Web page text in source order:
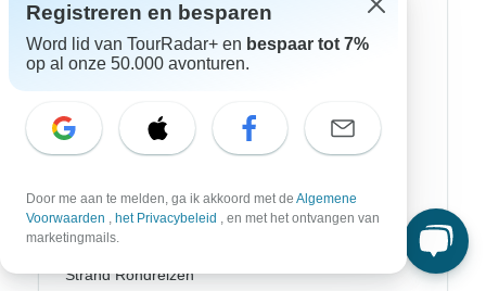
Riviercruises
Afrika Safari
Wandeltochten
Culturele Rondreizen
Bus Rondreizen
Trein / Spoor Reizen
Strand Rondreizen
Registreren en besparen
Word lid van TourRadar+ en bespaar tot 7%
op al onze 50.000 avonturen.
Door me aan te melden, ga ik akkoord met de Algemene
Voorwaarden , het Privacybeleid , en met het ontvangen van
marketingmails.